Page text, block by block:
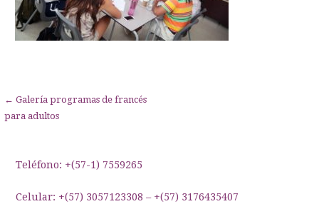
Navegación
de
entradas
← Galería programas de francés
para adultos
Teléfono: +(57-1) 7559265
Celular: +(57) 3057123308 – +(57) 3176435407